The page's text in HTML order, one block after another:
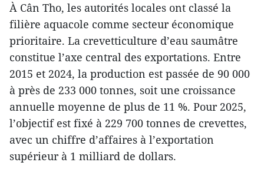
À Cân Tho, les autorités locales ont classé la
filière aquacole comme secteur économique
prioritaire. La crevetticulture d’eau saumâtre
constitue l’axe central des exportations. Entre
2015 et 2024, la production est passée de 90 000
à près de 233 000 tonnes, soit une croissance
annuelle moyenne de plus de 11 %. Pour 2025,
l’objectif est fixé à 229 700 tonnes de crevettes,
avec un chiffre d’affaires à l’exportation
supérieur à 1 milliard de dollars.